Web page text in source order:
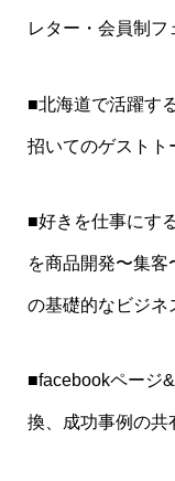
レター・会員制
■北海道で活躍す
招いてのゲストト
■好きを仕事にす
を商品開発〜集
の基礎的なビジネ
■facebookページ
換、成功事例の共